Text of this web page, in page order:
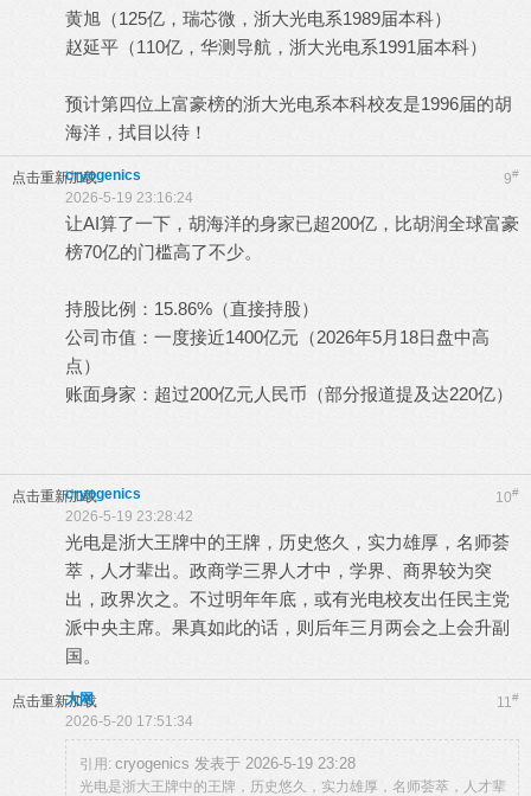
黄旭（125亿，瑞芯微，浙大光电系1989届本科）
赵延平（110亿，华测导航，浙大光电系1991届本科）
预计第四位上富豪榜的浙大光电系本科校友是1996届的胡
海洋，拭目以待！
点击重新加载 9#
cryogenics
2026-5-19 23:16:24
让AI算了一下，胡海洋的身家已超200亿，比胡润全球富豪
榜70亿的门槛高了不少。
‌持股比例‌：‌15.86%‌（直接持股）‌‌
‌公司市值‌：一度接近‌1400亿元‌（2026年5月18日盘中高
点）‌‌
‌账面身家‌：‌超过200亿元人民币‌（部分报道提及达220亿）‌‌
点击重新加载 10#
cryogenics
2026-5-19 23:28:42
光电是浙大王牌中的王牌，历史悠久，实力雄厚，名师荟
萃，人才辈出。政商学三界人才中，学界、商界较为突
出，政界次之。不过明年年底，或有光电校友出任民主党
派中央主席。果真如此的话，则后年三月两会之上会升副
国。
点击重新加载 11#
大网
2026-5-20 17:51:34
引用: cryogenics 发表于 2026-5-19 23:28
光电是浙大王牌中的王牌，历史悠久，实力雄厚，名师荟萃，人才辈